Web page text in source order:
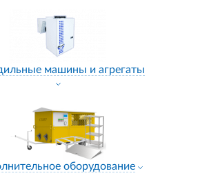
машины и агрегаты
оборудование